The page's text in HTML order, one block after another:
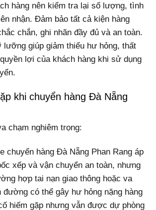
hàng nên kiểm tra lại số lượng, tình
nhận. Đảm bảo tất cả kiện hàng
chắn, ghi nhãn đầy đủ và an toàn.
lưỡng giúp giảm thiểu hư hỏng, thất
lợi của khách hàng khi sử dụng
khi chuyển hàng Đà Nẵng
chạm nghiêm trọng:
chuyển hàng Đà Nẵng Phan Rang áp
xếp và vận chuyển an toàn, nhưng
hợp tai nạn giao thông hoặc va
đường có thể gây hư hỏng nặng hàng
hiếm gặp nhưng vẫn được dự phòng